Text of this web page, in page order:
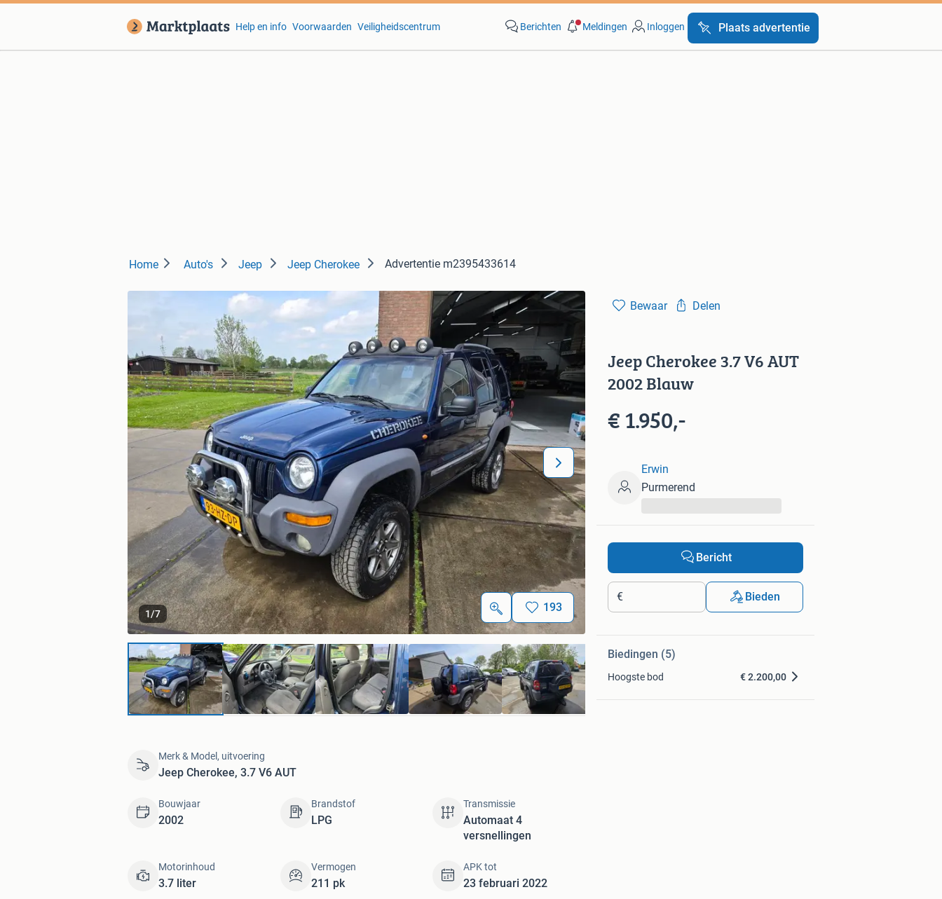
Help en info Voorwaarden Veiligheidscentrum Berichten Meldingen Inloggen Plaats advertentie
Home Auto's Jeep Jeep Cherokee Advertentie m2395433614
1/7 193
Merk & Model, uitvoering
Jeep Cherokee, 3.7 V6 AUT
Bouwjaar
2002
Brandstof
LPG
Transmissie
Automaat 4
versnellingen
Motorinhoud
3.7 liter
Vermogen
211 pk
APK tot
23 februari 2022
Bewaar Delen
Jeep Cherokee 3.7 V6 AUT
2002 Blauw
€ 1.950,-
Erwin
Purmerend
Bericht
€ Bieden
Biedingen (5)
Hoogste bod € 2.200,00